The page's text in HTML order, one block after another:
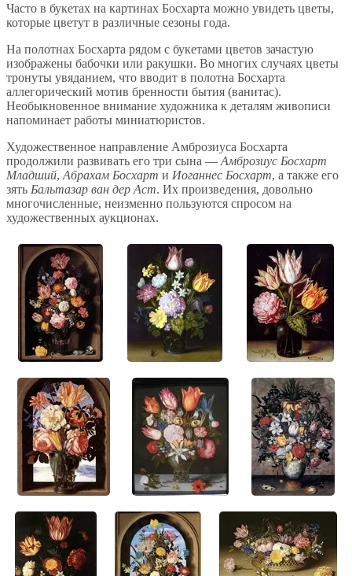
Часто в букетах на картинах Босхарта можно увидеть цветы,
которые цветут в различные сезоны года.
На полотнах Босхарта рядом с букетами цветов зачастую
изображены бабочки или ракушки. Во многих случаях цветы
тронуты увяданием, что вводит в полотна Босхарта
аллегорический мотив бренности бытия (ванитас).
Необыкновенное внимание художника к деталям живописи
напоминает работы миниатюристов.
Художественное направление Амброзиуса Босхарта
продолжили развивать его три сына — Амброзиус Босхарт
Младший, Абрахам Босхарт и Иоганнес Босхарт, а также его
зять Бальтазар ван дер Аст. Их произведения, довольно
многочисленные, неизменно пользуются спросом на
художественных аукционах.